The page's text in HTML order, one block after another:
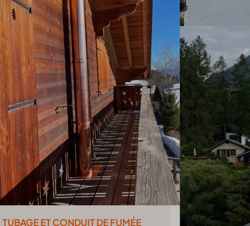
TUBAGE ET CONDUIT DE FUMÉE
cookieconsent_status
cookielawinfo-checkbox-*
cookieyes-consent
gdpr_consent
mhcookie
OptanonConsent
PHPSESSID
unique_session_id
wordpress_logged_in_*
wordpress_test_cookie
wp_lang
wp-settings-*
wp-settings-time-*
wpl_viewed_cookie
blocksy_cookies_consent_accepted
borlabs-cookie
cb-enabled
cc_cookie_accept
CFCLIENT_CHDUVALAIS
CFGLOBALS
CFID
chatbase_anon_id
cli_cookie_consent
cookie_permission_granted
cookie-*
cookies_accepted
euCookie
FPGCLAW
fs-cc